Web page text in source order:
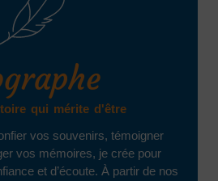
qui mérite d'être
vos souvenirs, témoigner
vos mémoires, je crée pour
et d’écoute. À partir de nos